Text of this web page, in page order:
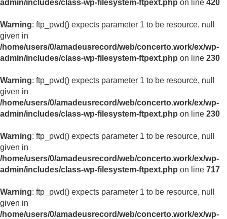
admin/includes/class-wp-filesystem-ftpext.php on line 420
Warning: ftp_pwd() expects parameter 1 to be resource, null
given in
/home/users/0/amadeusrecord/web/concerto.work/ex/wp-
admin/includes/class-wp-filesystem-ftpext.php on line 230
Warning: ftp_pwd() expects parameter 1 to be resource, null
given in
/home/users/0/amadeusrecord/web/concerto.work/ex/wp-
admin/includes/class-wp-filesystem-ftpext.php on line 230
Warning: ftp_pwd() expects parameter 1 to be resource, null
given in
/home/users/0/amadeusrecord/web/concerto.work/ex/wp-
admin/includes/class-wp-filesystem-ftpext.php on line 717
Warning: ftp_pwd() expects parameter 1 to be resource, null
given in
/home/users/0/amadeusrecord/web/concerto.work/ex/wp-